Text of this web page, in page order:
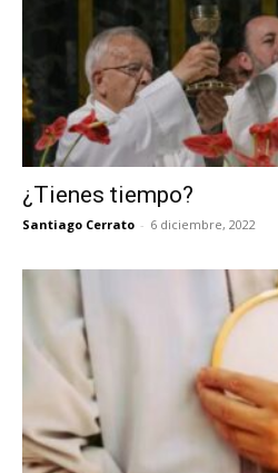
¿Tienes tiempo?
Santiago Cerrato - 6 diciembre, 2022